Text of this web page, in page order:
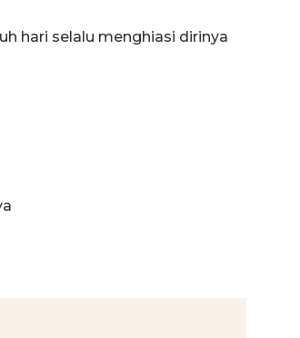
hari selalu menghiasi dirinya